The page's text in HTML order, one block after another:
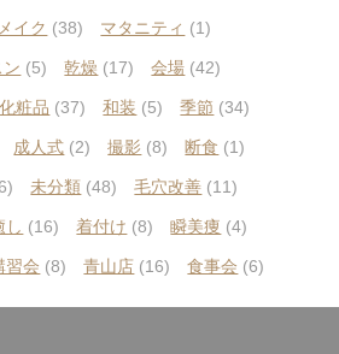
イク (38) マタニティ (1)
ン (5) 乾燥 (17) 会場 (42)
化粧品 (37) 和装 (5) 季節 (34)
成人式 (2) 撮影 (8) 断食 (1)
未分類 (48) 毛穴改善 (11)
し (16) 着付け (8) 瞬美痩 (4)
習会 (8) 青山店 (16) 食事会 (6)